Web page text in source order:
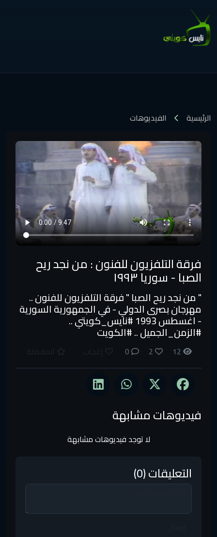
الرئيسية الفيديوهات
فرقة التلفزيون للفنون : من نجد ريح
الصبا - سوريا ١٩٩٣
" من نجد ريح الصبا " فرقة التلفزيون للفنون ..
مهرجان بصرى الدولي - في الجمهورية السورية
- اغسطس 1993 #نايس_كويتي​ ..
#الزمن_الجميل​ .. #الكويت
12
2
0
فيديوهات مشابهة
لا توجد فيديوهات مشابهة
التعليقات (0)